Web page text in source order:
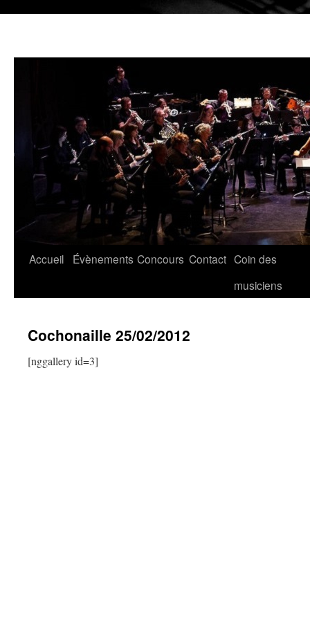
Aller
Accueil Évènements Concours Contact Coin des
musiciens
Cochonaille 25/02/2012
[nggallery id=3]